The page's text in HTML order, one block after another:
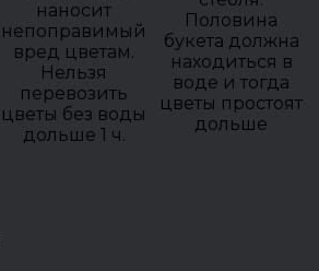
наносит
непоправимый
вред цветам.
Нельзя
перевозить
цветы без воды
дольше 1 ч.
Половина
букета должна
находиться в
воде и тогда
цветы простоят
дольше